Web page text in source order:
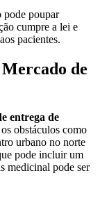
pode poupar
cumpre a lei e
pacientes.
de
entrega de
obstáculos como
urbano no norte
pode incluir um
medicinal pode ser